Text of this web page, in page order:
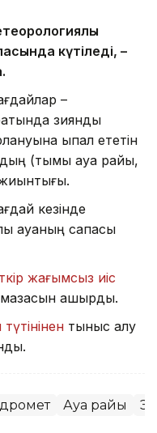
күтіледі, –
–
зиянды
ықпал ететін
(тымық ауа райы,
кезінде
ауаның сапасы
жағымсыз иіс
қашырды.
тыныс алу
Ауа райы